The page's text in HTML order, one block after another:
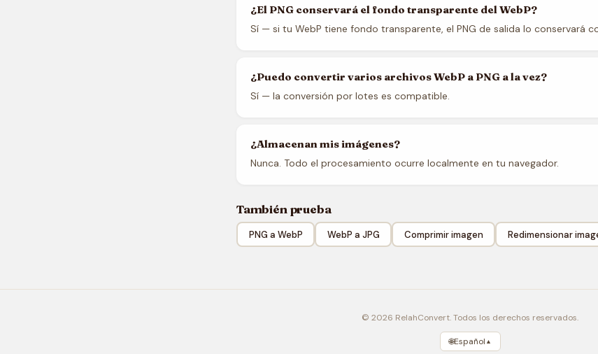
¿El PNG conservará el fondo transparente del WebP?
Sí — si tu WebP tiene fondo transparente, el PNG de salida lo conservará
¿Puedo convertir varios archivos WebP a PNG a la vez?
Sí — la conversión por lotes es compatible.
¿Almacenan mis imágenes?
Nunca. Todo el procesamiento ocurre localmente en tu navegador.
También prueba
PNG a WebP WebP a JPG Comprimir imagen Redimensionar
© 2026 RelahConvert. Todos los derechos reservados.
🌐Español ▲